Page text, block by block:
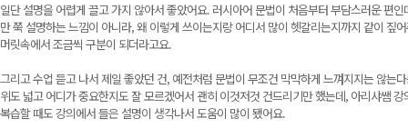
일단 설명을 어렵게 끌고 가지 않아서 좋았어요. 러시아어 문법이 처음부터 부담스러운 편
만 쭉 설명하는 느낌이 아니라, 왜 이렇게 쓰이는지랑 어디서 많이 헷갈리는지까지 같이
머릿속에서 조금씩 구분이 되더라고요.
그리고 수업 듣고 나서 제일 좋았던 건, 예전처럼 문법이 무조건 막막하게 느껴지지는 않
위도 넓고 어디가 중요한지도 잘 모르겠어서 괜히 이것저것 건드리기만 했는데, 아리샤쌤
복습할 때도 강의에서 들은 설명이 생각나서 도움이 많이 됐어요.